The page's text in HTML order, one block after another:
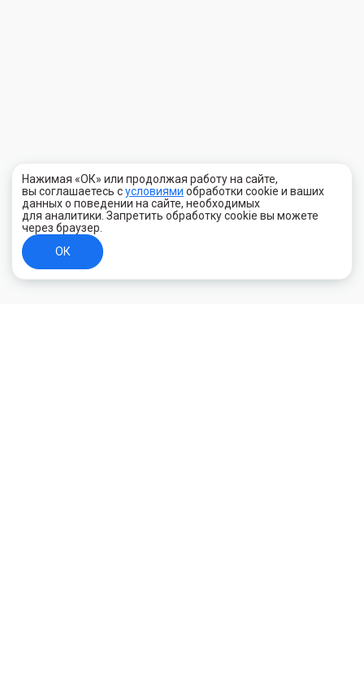
Нажимая «ОК» или продолжая работу на сайте,
вы соглашаетесь сусловиями обработки cookie и ваших
данных о поведении на сайте, необходимых
для аналитики. Запретить обработку cookie вы можете
через браузер.
ОК